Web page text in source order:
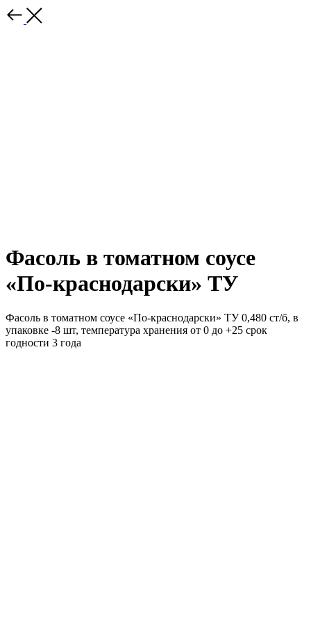
Фасоль в томатном соусе
«По-краснодарски» ТУ
Фасоль в томатном соусе «По-краснодарски» ТУ 0,480 ст/б, в
упаковке -8 шт, температура хранения от 0 до +25 срок
годности 3 года